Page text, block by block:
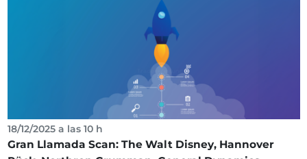
18/12/2025 a las 10 h
Gran Llamada Scan: The Walt Disney, Hannover